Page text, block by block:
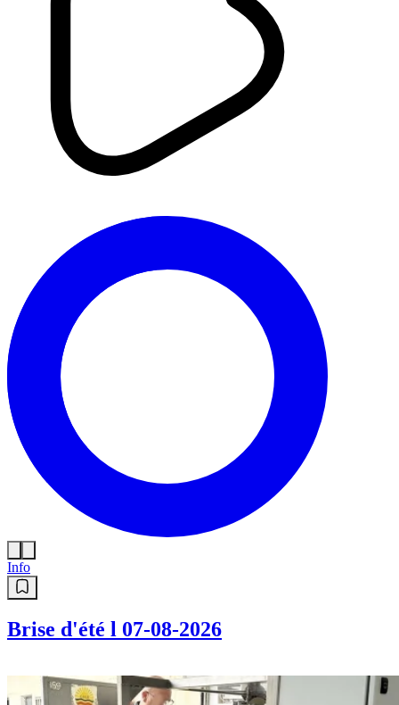
Info
Brise d'été l 07-08-2026